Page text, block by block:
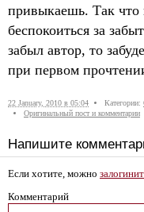
привыкаешь. Так что
беспокоиться за
забыл автор, то
при первом
22 January, 2010 в 05:04 Категории:
Оригинальный пост и комментарии
Напишите
Если хотите, можно
Комментарий